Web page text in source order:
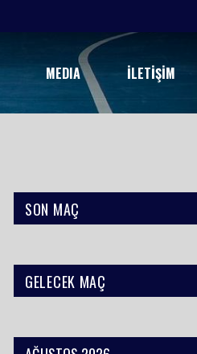
MEDIA İLETIŞIM
SON MAÇ
GELECEK MAÇ